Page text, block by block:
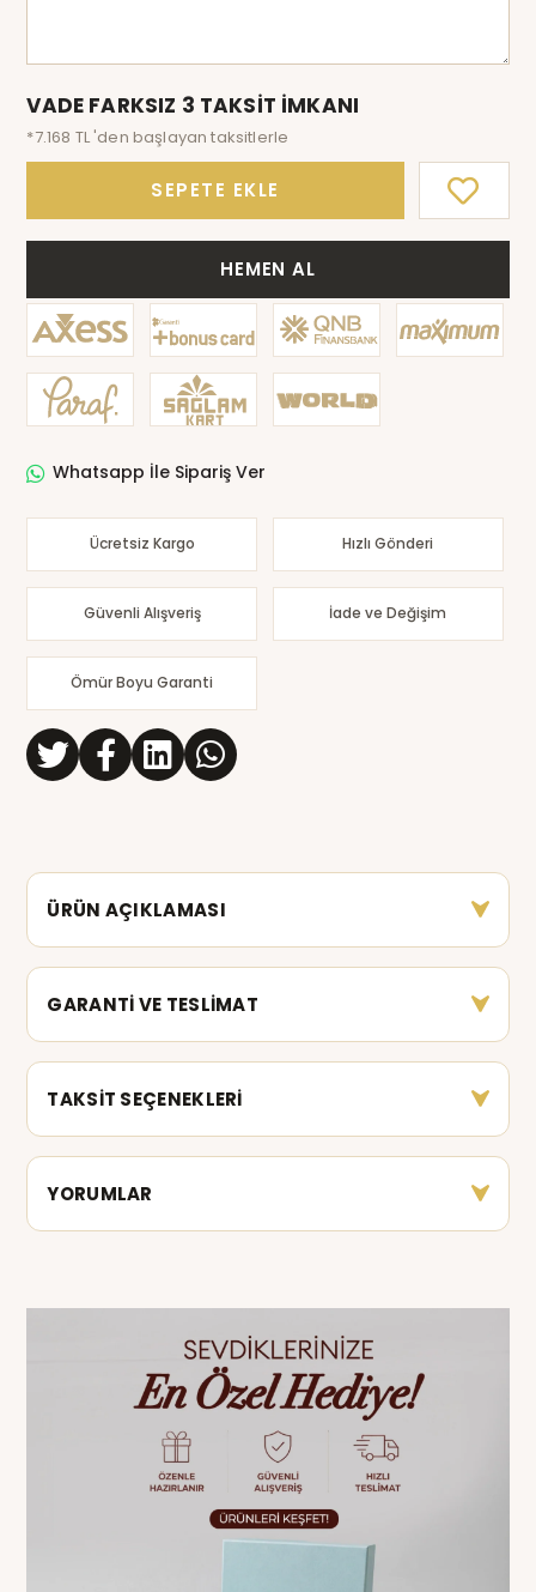
VADE FARKSIZ 3 TAKSİT İMKANI
*7.168 TL 'den başlayan taksitlerle
SEPETE EKLE
HEMEN AL
Whatsapp İle Sipariş Ver
Ücretsiz Kargo Hızlı Gönderi
Güvenli Alışveriş İade ve Değişim
Ömür Boyu Garanti
ÜRÜN AÇIKLAMASI
GARANTİ VE TESLİMAT
TAKSİT SEÇENEKLERİ
YORUMLAR